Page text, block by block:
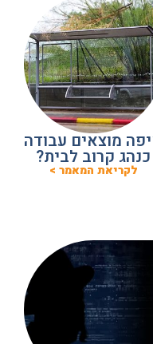
מוצאים עבודה
כנהג קרוב לבית?
לקריאת המאמר >